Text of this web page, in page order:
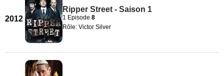
2012
Ripper Street - Saison 1
1 Episode 8
Rôle: Victor Silver